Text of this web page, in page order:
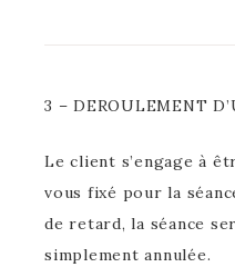
3 – DEROULEMENT
Le client s’engage à
vous fixé pour la
de retard, la séance
simplement annulée.